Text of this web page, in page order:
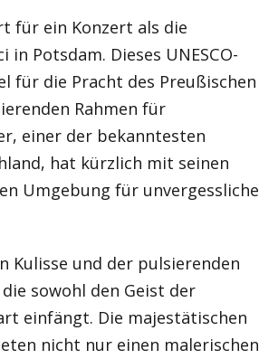
für ein Konzert als die
Potsdam. Dieses UNESCO-
für die Pracht des Preußischen
Rahmen für
einer der bekanntesten
hat kürzlich mit seinen
Umgebung für unvergessliche
Kulisse und der pulsierenden
sowohl den Geist der
einfängt. Die majestätischen
nicht nur einen malerischen